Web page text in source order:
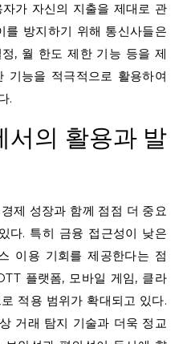
가 자신의 지출을 제대로 관
를 방지하기 위해 통신사들은
, 월 한도 제한 기능 등을 제
기능을 적극적으로 활용하여
.
서의 활용과 발
제 성장과 함께 점점 더 중요
다. 특히 금융 접근성이 낮은
이용 기회를 제공한다는 점
플랫폼, 모바일 게임, 클라
적용 범위가 확대되고 있다.
거래 탐지 기술과 더욱 정교